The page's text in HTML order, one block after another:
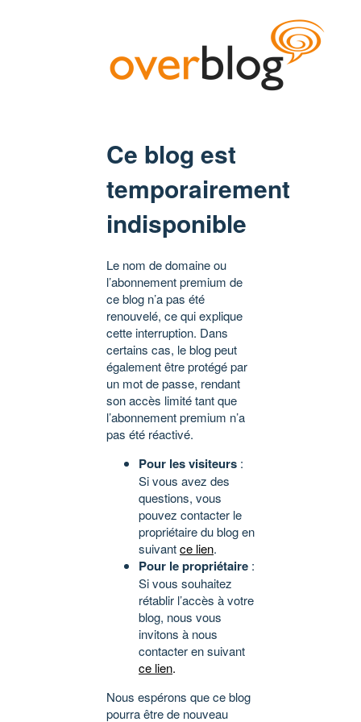
Ce blog est
temporairement
indisponible
Le nom de domaine ou
l’abonnement premium de
ce blog n’a pas été
renouvelé, ce qui explique
cette interruption. Dans
certains cas, le blog peut
également être protégé par
un mot de passe, rendant
son accès limité tant que
l’abonnement premium n’a
pas été réactivé.
Pour les visiteurs :
Si vous avez des
questions, vous
pouvez contacter le
propriétaire du blog en
suivantce lien.
Pour le propriétaire :
Si vous souhaitez
rétablir l’accès à votre
blog, nous vous
invitons à nous
contacter en suivant
ce lien.
Nous espérons que ce blog
pourra être de nouveau